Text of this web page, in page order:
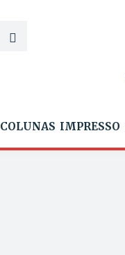
COLUNAS IMPRESSO